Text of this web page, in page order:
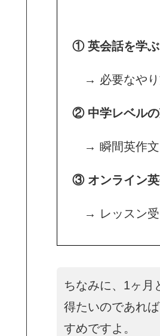
① 英会話を学ぶ
→ 必要なやり
② 中学レベルの
→ 瞬間英作文
③ オンライン英
→ レッスン受
ちなみに、1ヶ
得たいのであれば
すめですよ。